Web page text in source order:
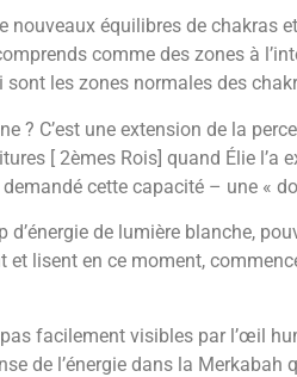
équilibres de chakras
comme des zones à
les zones normales des
? C’est une extension de la
[ 2èmes Rois] quand Élie l’a
cette capacité – une «
de lumière blanche,
et lisent en ce moment,
facilement visibles par l’œil
de l’énergie dans la Merkabah